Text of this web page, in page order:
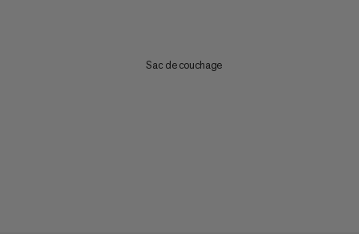
Sac de couchage